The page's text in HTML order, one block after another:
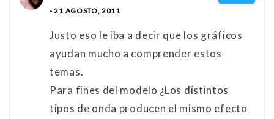
- 21 AGOSTO, 2011
Justo eso le iba a decir que los gráficos
ayudan mucho a comprender estos
temas.
Para fines del modelo ¿Los distintos
tipos de onda producen el mismo efecto